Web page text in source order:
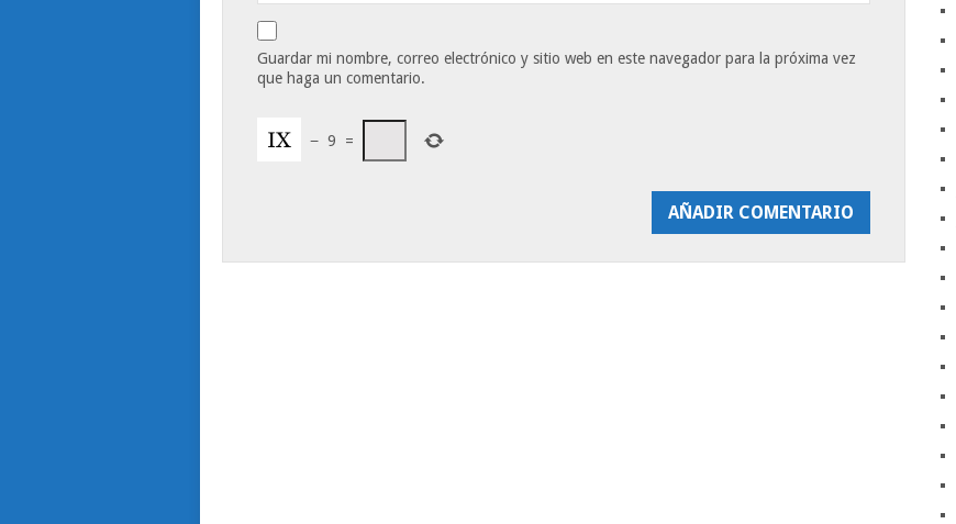
Guardar mi nombre, correo electrónico y sitio web en este navegador para la próxima vez
que haga un comentario.
− 9 =